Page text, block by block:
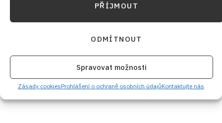
PŘÍJMOUT
ODMÍTNOUT
Spravovat možnosti
Zásady cookiesProhlášení o ochraně osobních údajůKontaktujte nás